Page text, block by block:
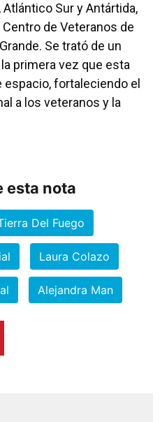
Sur y Antártida,
de Veteranos de
Se trató de un
primera vez que esta
fortaleciendo el
a los veteranos y la
esta nota
Del Fuego
Laura Colazo
Alejandra Man